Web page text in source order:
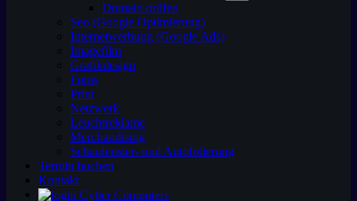
Domain prüfen
Seo (Google Optimierung)
Internetwerbung (Google Ads)
Imagefilm
Grafikdesign
Fotos
Print
Netzwerk
Leuchtreklame
Merchandising
Schaufenster- und Autofolierung
Termin buchen
Kontakt